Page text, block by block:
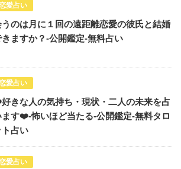
愛占い
うのは月に１回の遠距離恋愛の彼氏と結婚
きますか？-公開鑑定-無料占い
愛占い
きな人の気持ち・現状・二人の未来を占
ます❤️-怖いほど当たる-公開鑑定-無料タロ
ト占い
愛占い